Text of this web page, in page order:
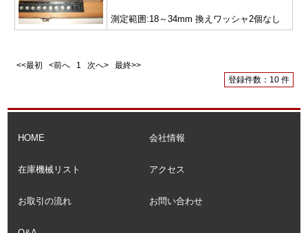
測定範囲:18～34mm 換えワッシャ2個なし
<<最初 <前へ 1
次へ> 最終>>
登録件数：10 件
HOME
在庫機械リスト
お取引の流れ
会社情報
アクセス
お問い合わせ